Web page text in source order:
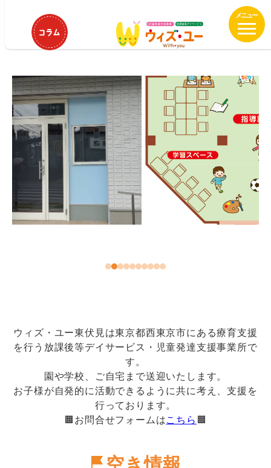
テ
ン
ツ
へ
動
ウィズ・ユー東伏見
ウィズ・ユー東伏見
ウィズ・ユー東伏見は東京都西東京市にある療育支援
を行う放課後等デイサービス・児童発達支援事業所で
す。
園や学校、ご自宅まで送迎いたします。
お子様が自発的に活動できるように共に考え、支援を
行っております。
🟧お問合せフォームはこちら 🟧
空き情報